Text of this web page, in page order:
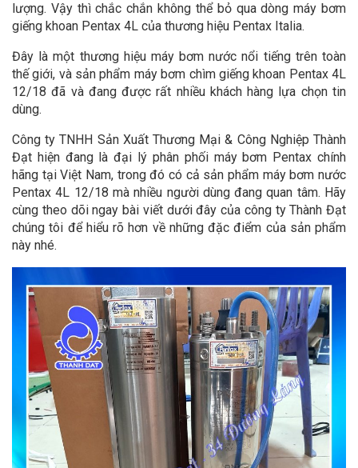
lượng. Vậy thì chắc chắn không thể bỏ qua dòng máy bơm
giếng khoan Pentax 4L của thương hiệu Pentax Italia.
Đây là một thương hiệu máy bơm nước nổi tiếng trên toàn
thế giới, và sản phẩm máy bơm chìm giếng khoan Pentax 4L
12/18 đã và đang được rất nhiều khách hàng lựa chọn tin
dùng.
Công ty TNHH Sản Xuất Thương Mại & Công Nghiệp Thành
Đạt hiện đang là đại lý phân phối máy bơm Pentax chính
hãng tại Việt Nam, trong đó có cả sản phẩm máy bơm nước
Pentax 4L 12/18 mà nhiều người dùng đang quan tâm. Hãy
cùng theo dõi ngay bài viết dưới đây của công ty Thành Đạt
chúng tôi để hiểu rõ hơn về những đặc điểm của sản phẩm
này nhé.